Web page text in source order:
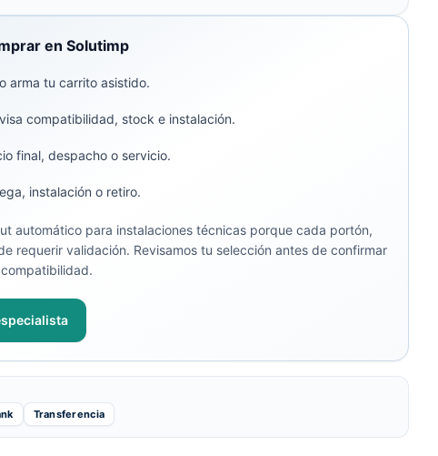
en Solutimp
arma tu carrito asistido.
compatibilidad, stock e instalación.
final, despacho o servicio.
instalación o retiro.
automático para instalaciones técnicas porque cada portón,
requerir validación. Revisamos tu selección antes de confirmar
Transferencia